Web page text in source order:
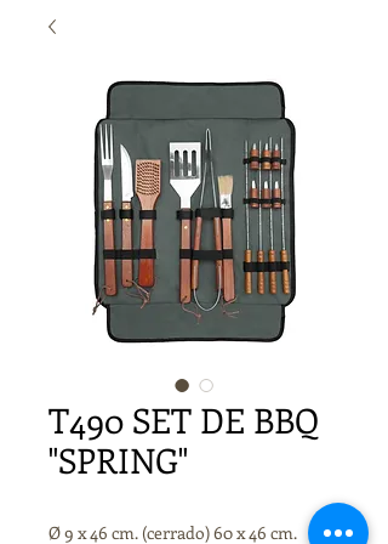
T490 SET DE BBQ
"SPRING"
Ø 9 x 46 cm. (cerrado) 60 x 46 cm.